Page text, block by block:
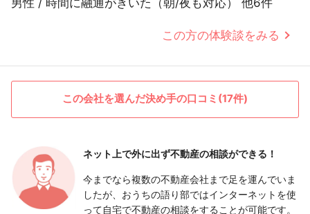
男性 / 時間に融通がきいた（朝/夜も対応） 他6件
この方の体験談をみる
この会社を選んだ決め手の口コミ(17件)
ネット上で外に出ず不動産の相談ができる！
今までなら複数の不動産会社まで足を運んでいま
したが、おうちの語り部ではインターネットを使
って自宅で不動産の相談をすることが可能です。